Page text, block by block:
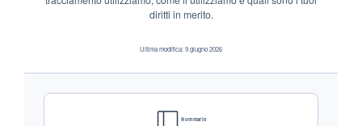
diritti in merito.
Ultima modifica: 9 giugno 2026
Sommario